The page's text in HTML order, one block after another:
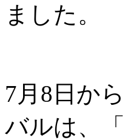
ました。
7月8日か
バルは、